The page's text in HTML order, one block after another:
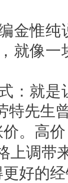
金惟
就像
：就
特先生
。高
上调带
好的